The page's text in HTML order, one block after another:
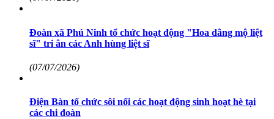
Đoàn xã Phú Ninh tổ chức hoạt động "Hoa dâng mộ liệt
sĩ" tri ân các Anh hùng liệt sĩ
(07/07/2026)
Điện Bàn tổ chức sôi nổi các hoạt động sinh hoạt hè tại
các chi đoàn